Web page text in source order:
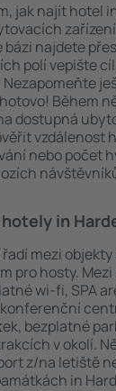
jak najít hotel
bázi najdete
polí vepište
Nezapomeňte
Během
dostupná
vzdálenost
nebo počet
in
mezi
pro hosty.
wi-fi, SPA
bezplatné
v okolí.
z/na letiště
in